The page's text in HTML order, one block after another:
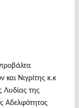
Νιγρίτης κ.κ
Λυδίας της
Αδελφότητος